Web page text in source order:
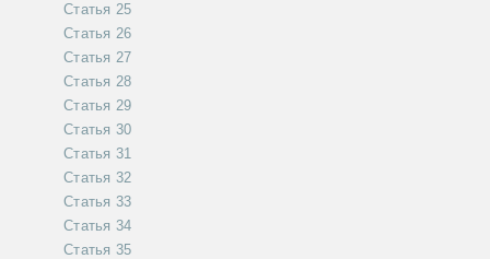
Статья 25
Статья 26
Статья 27
Статья 28
Статья 29
Статья 30
Статья 31
Статья 32
Статья 33
Статья 34
Статья 35